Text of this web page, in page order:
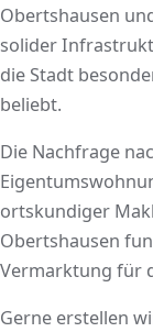
Obertshausen
solider
die Stadt
beliebt.
Die Nachfrage
ortskundiger
Obertshausen
Vermarktung für
Gerne erstellen